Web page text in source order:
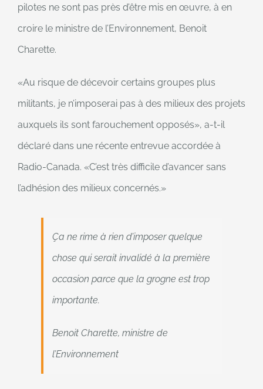
pilotes ne sont pas près d’être mis en œuvre, à en
croire le ministre de l’Environnement, Benoit
Charette.
Au risque de décevoir certains groupes plus
militants, je n’imposerai pas à des milieux des projets
auxquels ils sont farouchement opposés , a-t-il
déclaré dans une récente entrevue accordée à
Radio-Canada.
C’est très difficile d’avancer sans
l’adhésion des milieux concernés.
Ça ne rime à rien d’imposer quelque
chose qui serait invalidé à la première
occasion parce que la grogne est trop
importante.
Une
citation
Benoit Charette, ministre de
l’Environnement